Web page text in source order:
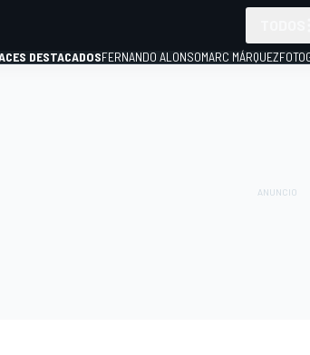
DESTACADOSFERNANDO ALONSOMARC MÁRQUEZ